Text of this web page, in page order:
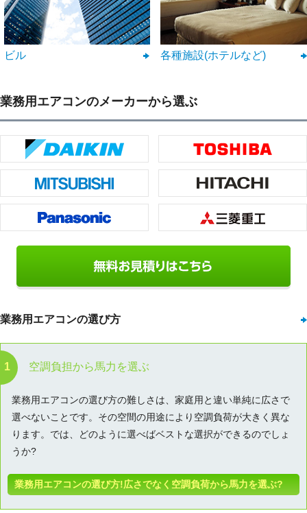
ビル 各種施設(ホテルなど)
業務用エアコンのメーカーから選ぶ
業務用エアコンの選び方
空調負担から馬力を選ぶ
業務用エアコンの選び方の難しさは、家庭用と違い単純に広さで
選べないことです。その空間の用途により空調負荷が大きく異な
ります。では、どのように選べばベストな選択ができるのでしょ
うか?
業務用エアコンの選び方!広さでなく空調負荷から馬力を選ぶ?